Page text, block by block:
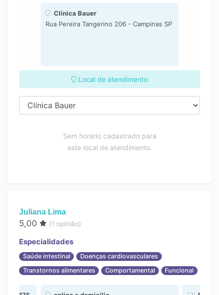
Clínica Bauer
Rua Pereira Tangerino 206 - Campinas SP
Local de atendimento
Sem horário cadastrado para
este local de atendimento.
Juliana Lima
5,00 (1 opinião)
Especialidades
Saúde intestinal
Doenças cardiovasculares
Transtornos alimentares
Comportamental Funcional